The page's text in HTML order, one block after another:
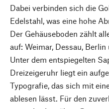
Dabei verbinden sich die
Edelstahl, was eine hohe
Der Gehäuseboden zählt
auf: Weimar, Dessau,
Unter dem entspiegelten
Dreizeigeruhr liegt ein
Typografie, das sich mit
ablesen lässt. Für den